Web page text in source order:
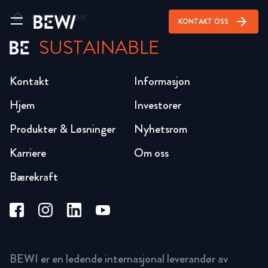
KONTAKT OSS arrow_forward
home INSULATION
SUSTAINABLE
Hjem
Produkter & Løsninger
Karriere
Bærekraft
Investorer
Nyhetsrom
Om oss
Kontakt Informasjon
BEWI er en ledende internasjonal leverandør av